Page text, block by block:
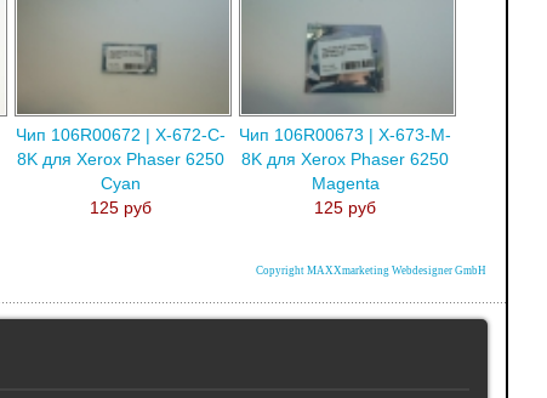
Чип 106R00672 | X-672-C-
8K для Xerox Phaser 6250
Cyan
125 руб
Чип 106R00673 | X-673-M-
8K для Xerox Phaser 6250
Magenta
125 руб
Copyright MAXXmarketing Webdesigner GmbH